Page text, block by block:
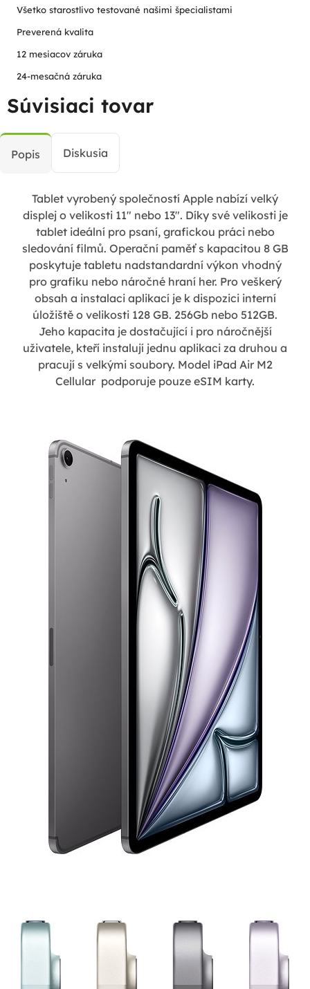
Všetko starostlivo testované našimi špecialistami
Preverená kvalita
12 mesiacov záruka
24-mesačná záruka
Súvisiaci tovar
Popis Diskusia
Tablet vyrobený společností Apple nabízí velký
displej o velikosti 11" nebo 13". Díky své velikosti je
tablet ideální pro psaní, grafickou práci nebo
sledování filmů. Operační paměť s kapacitou 8 GB
poskytuje tabletu nadstandardní výkon vhodný
pro grafiku nebo náročné hraní her. Pro veškerý
obsah a instalaci aplikací je k dispozici interní
úložiště o velikosti 128 GB. 256Gb nebo 512GB.
Jeho kapacita je dostačující i pro náročnější
uživatele, kteří instalují jednu aplikaci za druhou a
pracují s velkými soubory. Model iPad Air M2
Cellular podporuje pouze eSIM karty.